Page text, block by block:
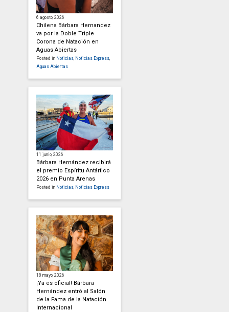
6 agosto, 2026
Chilena Bárbara Hernandez
va por la Doble Triple
Corona de Natación en
Aguas Abiertas
Posted in Noticias, Noticias Express,
Aguas Abiertas
11 junio, 2026
Bárbara Hernández recibirá
el premio Espíritu Antártico
2026 en Punta Arenas
Posted in Noticias, Noticias Express
18 mayo, 2026
¡Ya es oficial! Bárbara
Hernández entró al Salón
de la Fama de la Natación
Internacional